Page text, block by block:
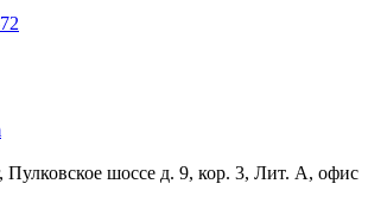
Пулковское шоссе д. 9, кор. 3, Лит. А, офис